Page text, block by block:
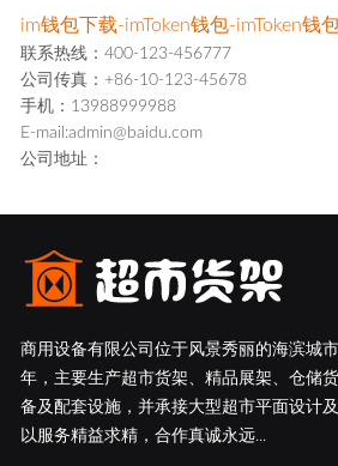
im钱包下载-imToken钱包-imToken钱
联系热线：400-123-456777
公司传真：+86-10-123-45678
手机：13988999988
E-mail:admin@baidu.com
公司地址：
商用设备有限公司位于风景秀丽的海滨城
年，主要生产超市货架、精品展架、仓储
备及配套设施，并承接大型超市平面设计
以服务精益求精，合作真诚永远...